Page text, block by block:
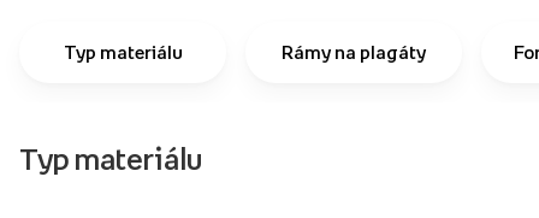
Typ materiálu Rámy na plagáty
Typ materiálu